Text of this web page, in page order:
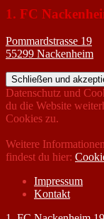
1. FC
Pommardstrasse 19
55299 Nackenheim
Datenschutz und
du die Website
Cookies zu.
Weitere
findest du hier:
Impressum
Kontakt